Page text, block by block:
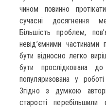
чином повинно
сучасні досягнення
Більшість проблем,
невід’ємними
бути відносно легко
бути прослідкована
популяризована у
Згідно з думкою
старості